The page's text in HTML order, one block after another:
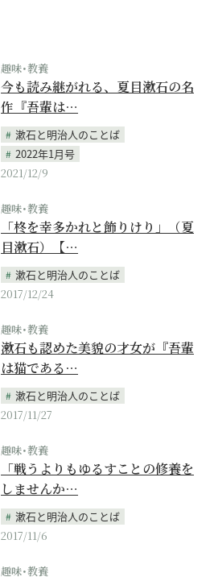
趣味･教養
今も読み継がれる、夏目漱石の名
作『吾輩は…
漱石と明治人のことば
2022年1月号
2021/12/9
趣味･教養
「柊を幸多かれと飾りけり」（夏
目漱石）【…
漱石と明治人のことば
2017/12/24
趣味･教養
漱石も認めた美貌の才女が『吾輩
は猫である…
漱石と明治人のことば
2017/11/27
趣味･教養
「戦うよりもゆるすことの修養を
しませんか…
漱石と明治人のことば
2017/11/6
趣味･教養